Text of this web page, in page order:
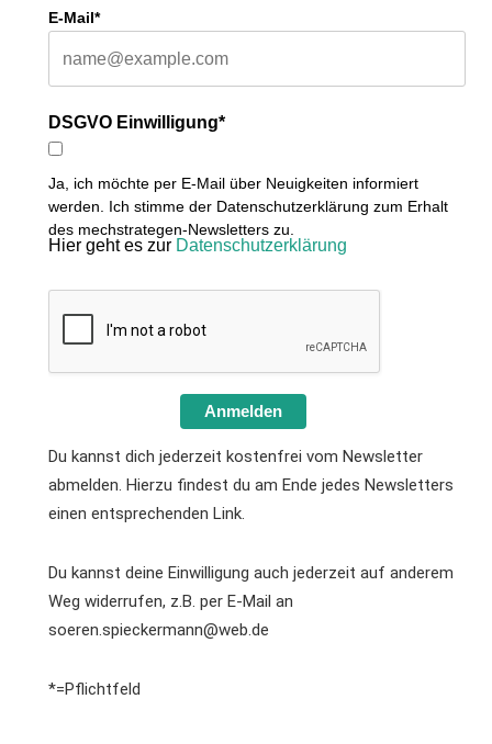
E-Mail*
DSGVO Einwilligung*
Ja, ich möchte per E-Mail über Neuigkeiten informiert
werden. Ich stimme der Datenschutzerklärung zum Erhalt
des mechstrategen-Newsletters zu.
Hier geht es zur Datenschutzerklärung
Anmelden
Du kannst dich jederzeit kostenfrei vom Newsletter
abmelden. Hierzu findest du am Ende jedes Newsletters
einen entsprechenden Link.
Du kannst deine Einwilligung auch jederzeit auf anderem
Weg widerrufen, z.B. per E-Mail an
soeren.spieckermann@web.de
*=Pflichtfeld